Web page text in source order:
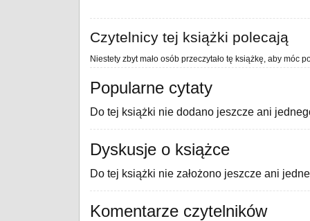
Czytelnicy tej książki polecają
Niestety zbyt mało osób przeczytało tę książkę, aby móc
Popularne cytaty
Do tej książki nie dodano jeszcze ani
Dyskusje o książce
Do tej książki nie założono jeszcze ani
Komentarze czytelników